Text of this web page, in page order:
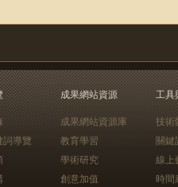
詞導覽
成果網站資源
成果網站資源庫
教育學習
學術研究
創意加值
工具
技術
關鍵
線上
時間